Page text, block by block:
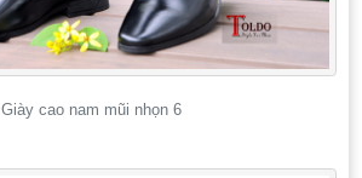
Giày cao nam mũi nhọn 6